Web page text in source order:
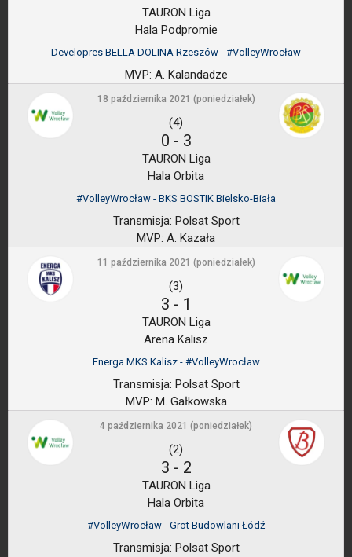
TAURON Liga
Hala Podpromie
Developres BELLA DOLINA Rzeszów - #VolleyWrocław
MVP: A. Kalandadze
18 października 2021 (poniedziałek)
(4)
0 - 3
TAURON Liga
Hala Orbita
#VolleyWrocław - BKS BOSTIK Bielsko-Biała
Transmisja: Polsat Sport
MVP: A. Kazała
11 października 2021 (poniedziałek)
(3)
3 - 1
TAURON Liga
Arena Kalisz
Energa MKS Kalisz - #VolleyWrocław
Transmisja: Polsat Sport
MVP: M. Gałkowska
4 października 2021 (poniedziałek)
(2)
3 - 2
TAURON Liga
Hala Orbita
#VolleyWrocław - Grot Budowlani Łódź
Transmisja: Polsat Sport